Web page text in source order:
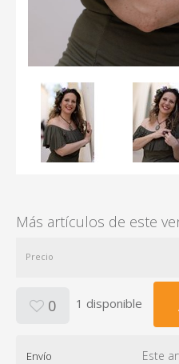
Más artículos de este
Precio
0 1 disponible
Envío Este